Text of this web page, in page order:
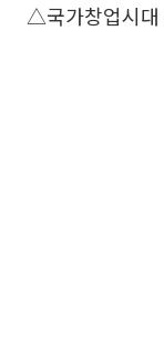
△국가창업시대